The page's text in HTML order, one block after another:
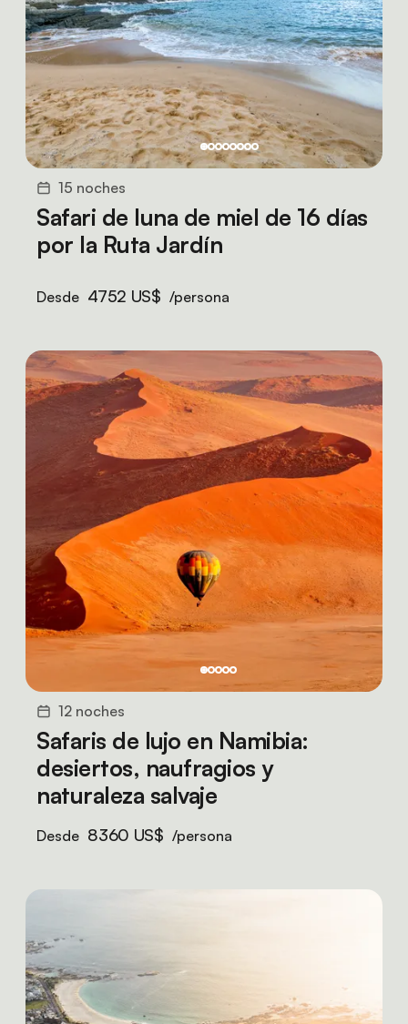
15 noches
Safari de luna de miel de 16 días
por la Ruta Jardín
Desde 4752 US$ /persona
12 noches
Safaris de lujo en Namibia:
desiertos, naufragios y
naturaleza salvaje
Desde 8360 US$ /persona